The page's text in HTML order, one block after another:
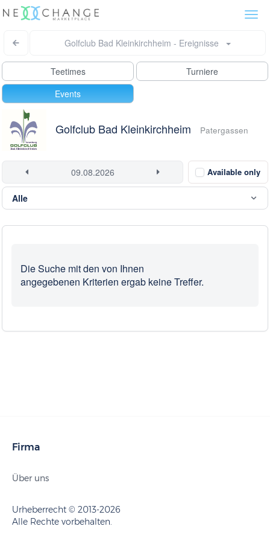
Golfclub Bad Kleinkirchheim - Ereignisse
Teetimes
Turniere
Events
Golfclub Bad Kleinkirchheim Patergassen
Available only
Die Suche mit den von Ihnen
angegebenen Kriterien ergab keine Treffer.
Firma
Über uns
Urheberrecht © 2013-2026
Alle Rechte vorbehalten.